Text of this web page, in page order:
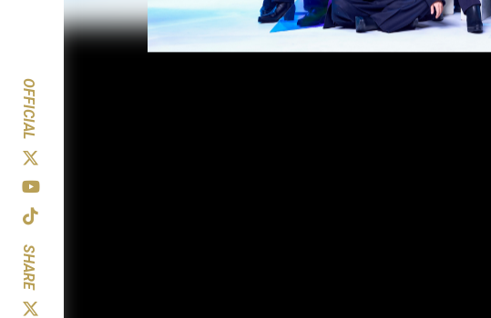
OFFICIAL
SHARE